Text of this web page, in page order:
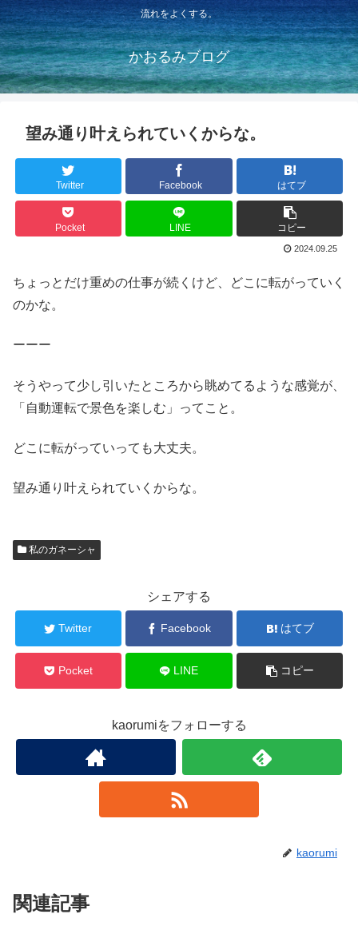
流れをよくする。
かおるみブログ
望み通り叶えられていくからな。
Twitter Facebook はてブ
Pocket LINE コピー
2024.09.25
ちょっとだけ重めの仕事が続くけど、どこに転がっていく
のかな。
ーーー
そうやって少し引いたところから眺めてるような感覚が、
「自動運転で景色を楽しむ」ってこと。
どこに転がっていっても大丈夫。
望み通り叶えられていくからな。
私のガネーシャ
シェアする
Twitter Facebook はてブ
Pocket LINE コピー
kaorumiをフォローする
kaorumi
関連記事